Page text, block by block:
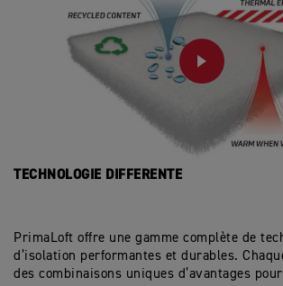
PLAY
TECHNOLOGIE DIFFERENTE
PrimaLoft offre une gamme complète de
d’isolation performantes et durables.
des combinaisons uniques d’avantages